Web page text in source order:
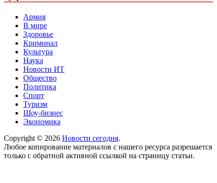
Армия
В мире
Здоровье
Криминал
Культура
Наука
Новости ИТ
Общество
Политика
Спорт
Туризм
Шоу-бизнес
Экономика
Copyright © 2026 Новости сегодня.
Любое копирование материалов с нашего ресурса разрешается
только с обратной активной ссылкой на страницу статьи.